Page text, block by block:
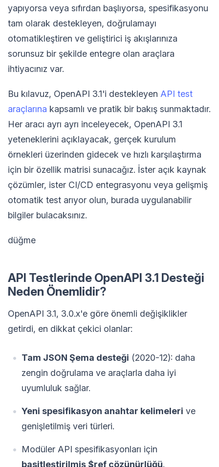
yapıyorsa veya sıfırdan başlıyorsa, spesifikasyonu
tam olarak destekleyen, doğrulamayı
otomatikleştiren ve geliştirici iş akışlarınıza
sorunsuz bir şekilde entegre olan araçlara
ihtiyacınız var.
Bu kılavuz, OpenAPI 3.1'i destekleyen API test
araçlarına kapsamlı ve pratik bir bakış sunmaktadır.
Her aracı ayrı ayrı inceleyecek, OpenAPI 3.1
yeteneklerini açıklayacak, gerçek kurulum
örnekleri üzerinden gidecek ve hızlı karşılaştırma
için bir özellik matrisi sunacağız. İster açık kaynak
çözümler, ister CI/CD entegrasyonu veya gelişmiş
otomatik test arıyor olun, burada uygulanabilir
bilgiler bulacaksınız.
düğme
API Testlerinde OpenAPI 3.1 Desteği
Neden Önemlidir?
OpenAPI 3.1, 3.0.x'e göre önemli değişiklikler
getirdi, en dikkat çekici olanlar:
Tam JSON Şema desteği (2020-12): daha
zengin doğrulama ve araçlarla daha iyi
uyumluluk sağlar.
Yeni spesifikasyon anahtar kelimeleri ve
genişletilmiş veri türleri.
Modüler API spesifikasyonları için
basitleştirilmiş $ref çözünürlüğü.